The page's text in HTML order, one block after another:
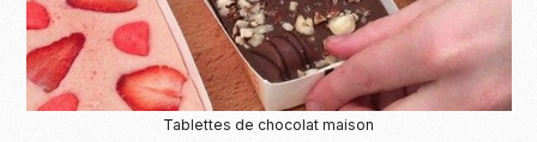
Tablettes de chocolat maison